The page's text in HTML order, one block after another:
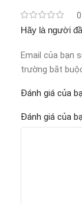
0
Hãy là người
Email của bạn
trường bắt
Đánh giá của
Đánh giá của